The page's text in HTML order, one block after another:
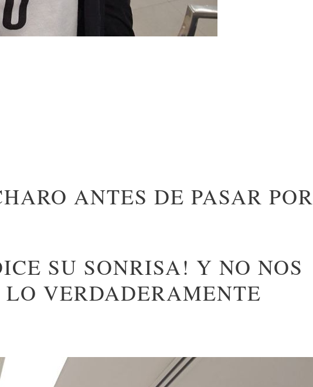
ANTES DE PASAR POR
SU SONRISA! Y NO NOS
LO VERDADERAMENTE